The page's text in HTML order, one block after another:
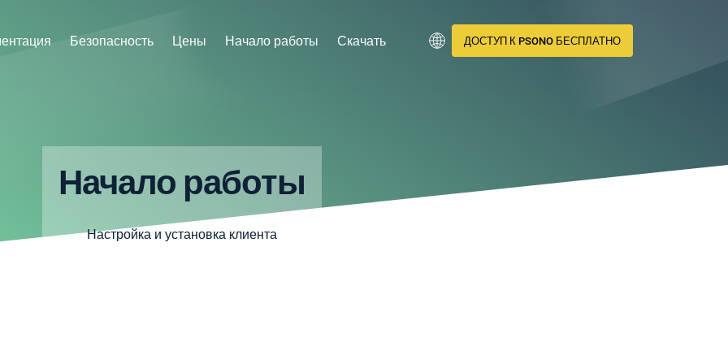
Безопасность Цены Начало работы Скачать ДОСТУП К PSONO БЕСПЛАТНО
Начало работы
Настройка и установка клиента